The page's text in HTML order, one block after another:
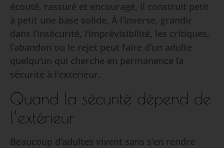
écouté, rassuré et encouragé, il construit petit
à petit une base solide. À l’inverse, grandir
dans l’insécurité, l’imprévisibilité, les critiques,
l’abandon ou le rejet peut faire d’un adulte
quelqu’un qui cherche en permanence la
sécurité à l’extérieur.
Quand la sécurité dépend de
l’extérieur
Beaucoup d’adultes vivent sans s’en rendre